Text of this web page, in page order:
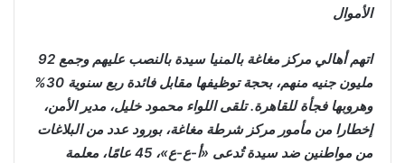
الأموال
اتهم أهالي مركز مغاغة بالمنيا سيدة بالنصب عليهم وجمع 92
مليون جنيه منهم، بحجة توظيفها مقابل فائدة ربع سنوية 30%
وهروبها فجأة للقاهرة. تلقى اللواء محمود خليل، مدير الأمن،
إخطارا من مأمور مركز شرطة مغاغة، بورود عدد من البلاغات
من مواطنين ضد سيدة تُدعى «أ-ع-ع»، 45 عامًا، معلمة